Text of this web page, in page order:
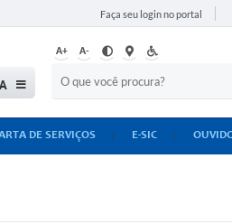
Faça seu login no portal
A+ A-
DE SERVIÇOS E-SIC